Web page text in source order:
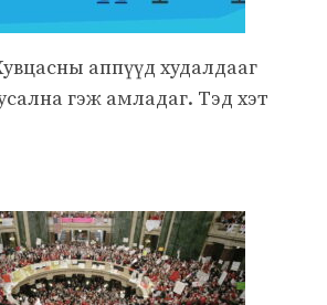
аппүүд худалдааг
гэж амладаг. Тэд хэт